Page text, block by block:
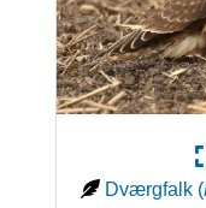
Dværgfalk (